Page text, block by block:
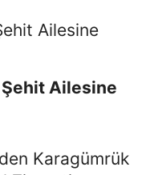
Şehit Ailesine